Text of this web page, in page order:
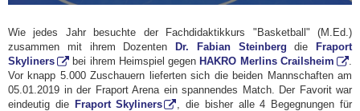
Wie jedes Jahr besuchte der Fachdidaktikkurs "Basketball" (M.Ed.)
zusammen mit ihrem Dozenten Dr. Fabian Steinberg die Fraport
Skyliners
bei ihrem Heimspiel gegenHAKRO Merlins Crailsheim
Vor knapp 5.000 Zuschauern lieferten sich die beiden Mannschaften am
05.01.2019 in der Fraport Arena ein spannendes Match. Der Favorit war
eindeutig die Fraport Skyliners
, die bisher alle 4 Begegnungen für